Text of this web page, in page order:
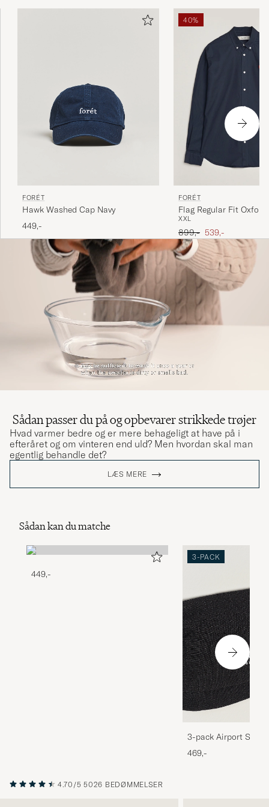
FORÉT
Hawk Washed Cap Navy
449,-
40%
FORÉT
Flag Regular Fit
XXL
Ordinary pris
899,- Nedsat pris
539,-
Sådan passer du på og opbevarer strikkede trøjer
Hvad varmer bedre og er mere behageligt at have på i
efteråret og om vinteren end uld? Men hvordan skal man
egentlig behandle det?
LÆS MERE
Sådan kan du matche
449,-
3-PACK
3-pack Airport
Melange
469,-
4.70/5 5026 BEDØMMELSER